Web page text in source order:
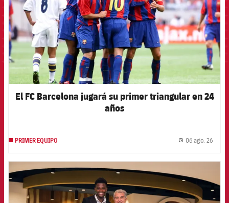
El FC Barcelona jugará su primer triangular en 24
años
PRIMER EQUIPO 06 ago. 26